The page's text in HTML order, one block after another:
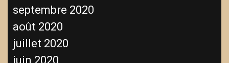
septembre 2020
août 2020
juillet 2020
juin 2020